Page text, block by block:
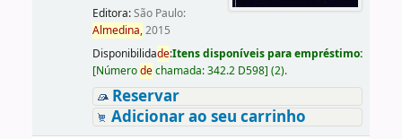
Editora:São Paulo:
Almedina,2015
Disponibilidade:Itens disponíveis para empréstimo:
[Númerodechamada:342.2 D598] (2).
Reservar
Adicionar ao seu carrinho